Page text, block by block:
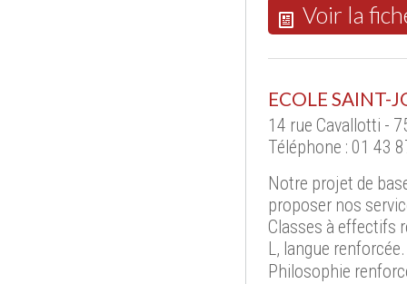
Voir la
ECOLE SAINT-
14 rue Cavallotti -
Téléphone : 01 43
Notre projet de
proposer nos
Classes à effectifs
L, langue
Philosophie